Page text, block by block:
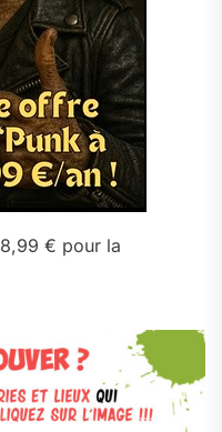
8,99 € pour la